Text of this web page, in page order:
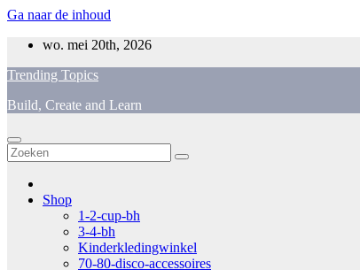
Ga naar de inhoud
wo. mei 20th, 2026
Trending Topics
Build, Create and Learn
Shop
1-2-cup-bh
3-4-bh
Kinderkledingwinkel
70-80-disco-accessoires